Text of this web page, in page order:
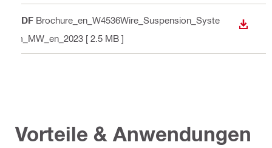
PDF Brochure_en_W4536Wire_Suspension_Syste
m_MW_en_2023 [ 2.5 MB ]
Vorteile & Anwendungen